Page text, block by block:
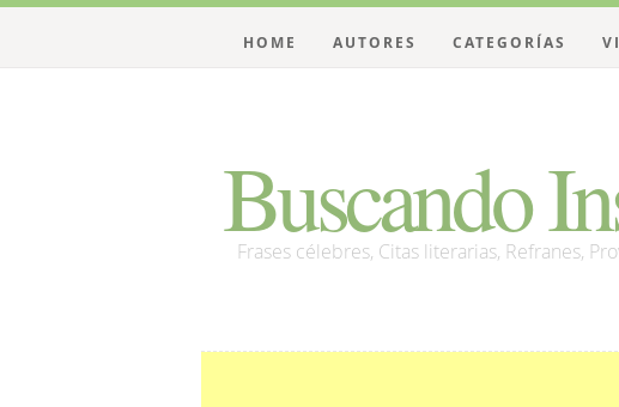
Buscando
Frases célebres, Citas literarias, Refranes,
HOME AUTORES CATEGORÍAS